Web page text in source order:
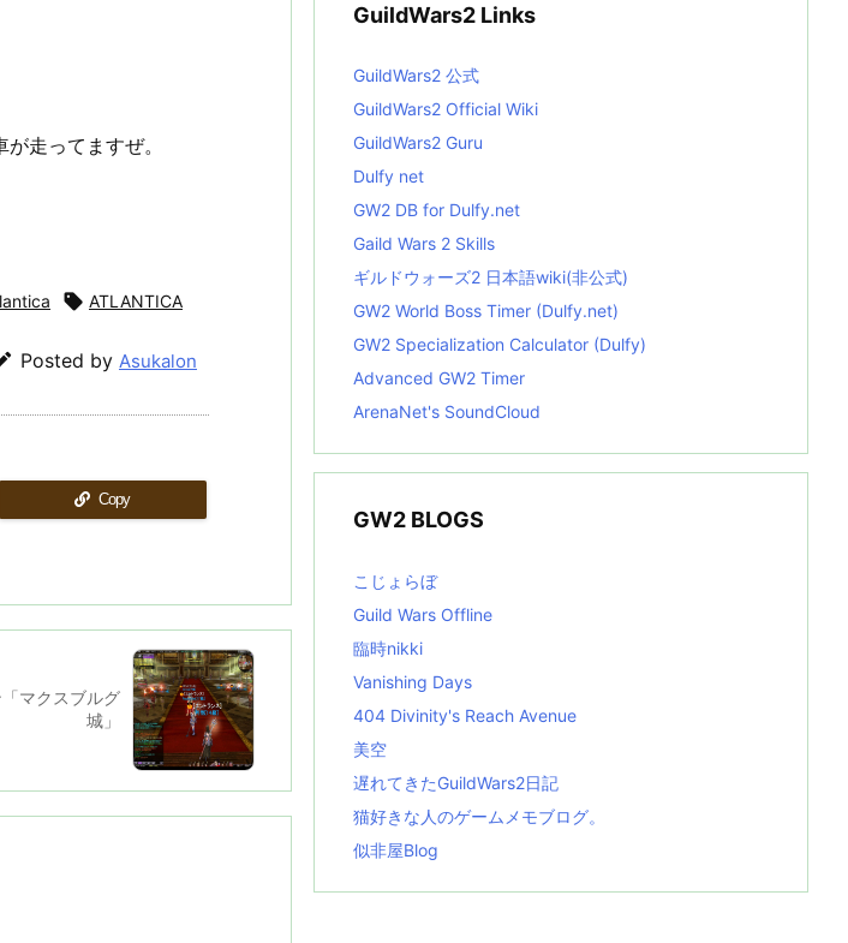
走ってますぜ。
 ATLANTICA
Posted by Asukalon
Copy
マクスブルグ
城」
GuildWars2 Links
GuildWars2 公式
GuildWars2 Official Wiki
GuildWars2 Guru
Dulfy net
GW2 DB for Dulfy.net
Gaild Wars 2 Skills
ギルドウォーズ2 日本語wiki(非公式)
GW2 World Boss Timer (Dulfy.net)
GW2 Specialization Calculator (Dulfy)
Advanced GW2 Timer
ArenaNet's SoundCloud
GW2 BLOGS
こじょらぼ
Guild Wars Offline
臨時nikki
Vanishing Days
404 Divinity's Reach Avenue
美空
遅れてきたGuildWars2日記
猫好きな人のゲームメモブログ。
似非屋Blog